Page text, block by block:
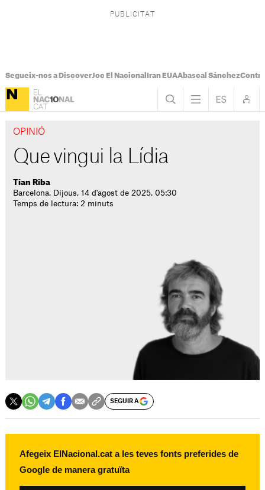
Segueix-nos a DiscoverJoc El Nacional Iran EUAAbascal Sánchez
OPINIÓ
Que vingui la Lídia
Tian Riba
Barcelona. Dijous, 14 d'agost de 2025. 05:30
Temps de lectura: 2 minuts
SEGUIR A
Afegeix ElNacional.cat a les teves fonts preferides de
Google de manera gratuïta